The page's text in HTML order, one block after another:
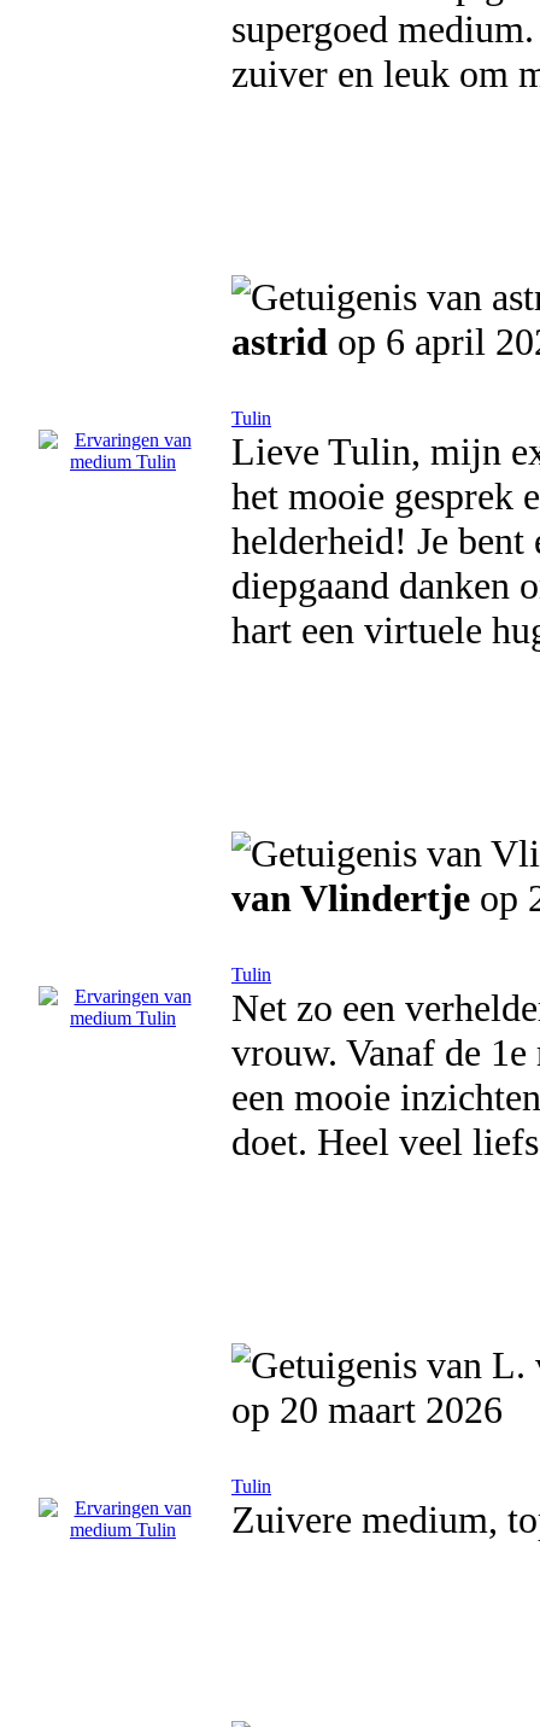
supergoed
zuiver en leuk om
astrid op 6 april
Tulin
Lieve Tulin, mijn
het mooie gesprek
helderheid! Je
diepgaand danken
hart een virtuele
van Vlindertje op
Tulin
Net zo een
vrouw. Vanaf de
een mooie
doet. Heel veel
op 20 maart 2026
Tulin
Zuivere medium,